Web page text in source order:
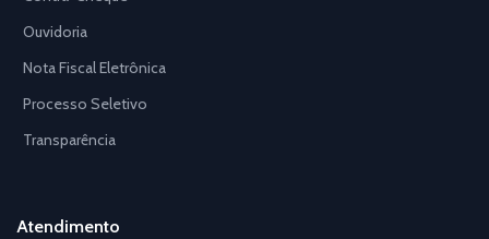
Ouvidoria
Nota Fiscal Eletrônica
Processo Seletivo
Transparência
Atendimento